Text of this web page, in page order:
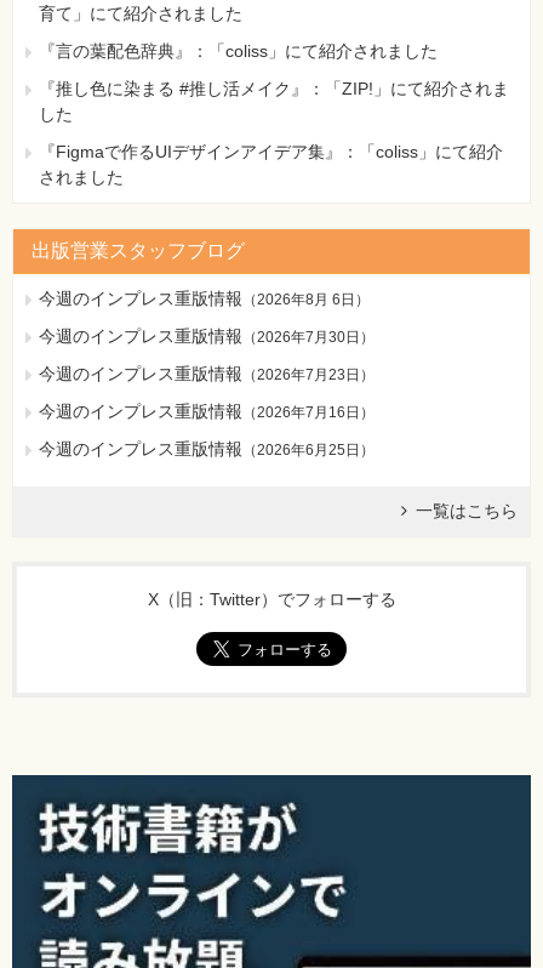
[正]
1.
【 第2刷にて修正 】
227ページ 問題4の選択肢B
インタフェースAのsampleメソッドの実装を削除し、Bク
ラスでsampleメソッドをオーバーライドしなければいけ
[正]
sampleメソッドを追加しなければいけない
229ページ 問題6：2つ目のコードの1行目
public class B implements A {
[正]
public class C extends B {
public class C implements B {
A a = new B();
[正]
A a = new C();
【 第2刷にて修正 】
250ページ 下から3行目
AインタフェースとBクラスのコンパイルは成功します
育て」にて紹介されました
『言の葉配色辞典』：「coliss」にて紹介されました
『推し色に染まる #推し活メイク』：「ZIP!」にて紹介されま
した
『Figmaで作るUIデザインアイデア集』：「coliss」にて紹介
されました
出版営業スタッフブログ
今週のインプレス重版情報 （2026年8月 6日 ）
今週のインプレス重版情報 （2026年7月30日 ）
今週のインプレス重版情報 （2026年7月23日 ）
今週のインプレス重版情報 （2026年7月16日 ）
今週のインプレス重版情報 （2026年6月25日 ）
一覧はこちら
X（旧：Twitter）でフォローする